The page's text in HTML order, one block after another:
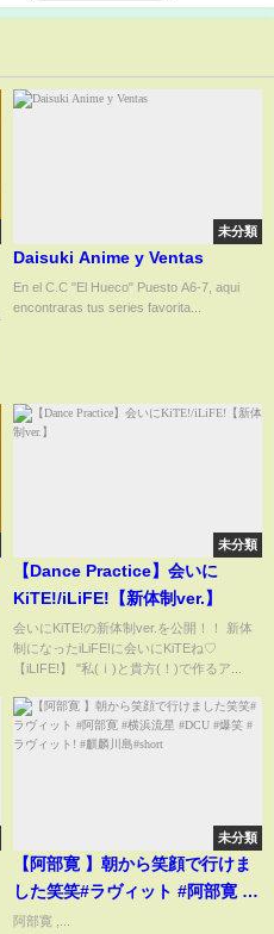
未分類
Daisuki Anime y Ventas
En el C.C "El Hueco" Puesto A6-7, aqui
encontraras tus series favorita...
未分類
【Dance Practice】会いに
KiTE!/iLiFE!【新体制ver.】
会いにKiTE!の新体制ver.を公開！！ 新体
制になったiLiFE!に会いにKiTEね♡
【iLIFE!】 "私(ｉ)と貴方(！)で作るア...
未分類
【阿部寛 】朝から笑顔で行けま
した笑笑#ラヴィット #阿部寛 #
横浜流星 #DCU #爆笑 #ラヴィッ
阿部寛 ,...